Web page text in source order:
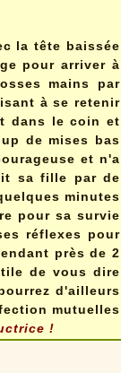
la tête baissée
pour arriver à
mains par
à se retenir
dans le coin et
de mises bas
et n'a
sa fille par de
minutes
pour sa survie
réflexes pour
près de 2
de vous dire
d'ailleurs
mutuelles
!